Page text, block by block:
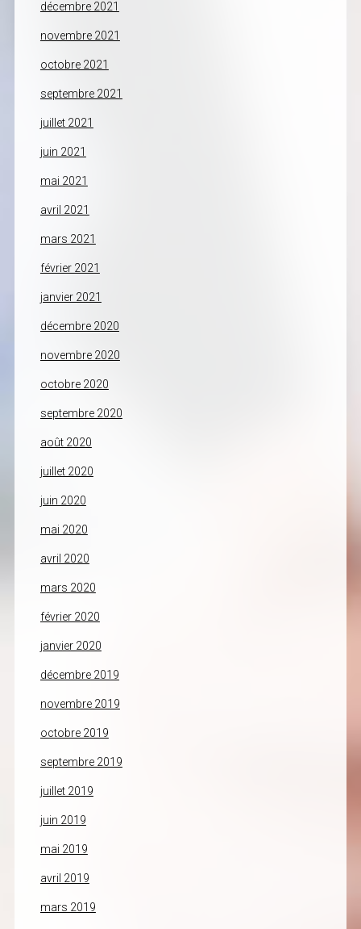
décembre 2021
novembre 2021
octobre 2021
septembre 2021
juillet 2021
juin 2021
mai 2021
avril 2021
mars 2021
février 2021
janvier 2021
décembre 2020
novembre 2020
octobre 2020
septembre 2020
août 2020
juillet 2020
juin 2020
mai 2020
avril 2020
mars 2020
février 2020
janvier 2020
décembre 2019
novembre 2019
octobre 2019
septembre 2019
juillet 2019
juin 2019
mai 2019
avril 2019
mars 2019